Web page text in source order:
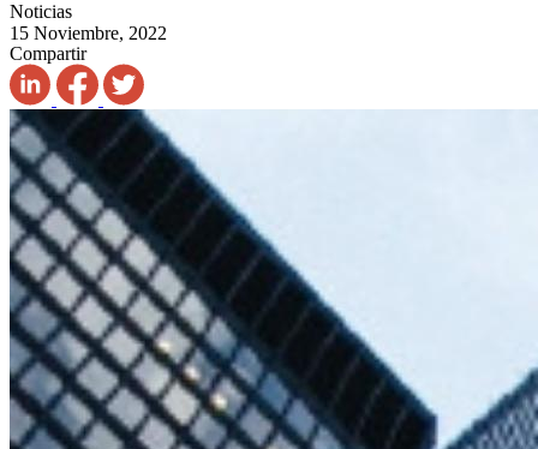
Noticias
15 Noviembre, 2022
Compartir